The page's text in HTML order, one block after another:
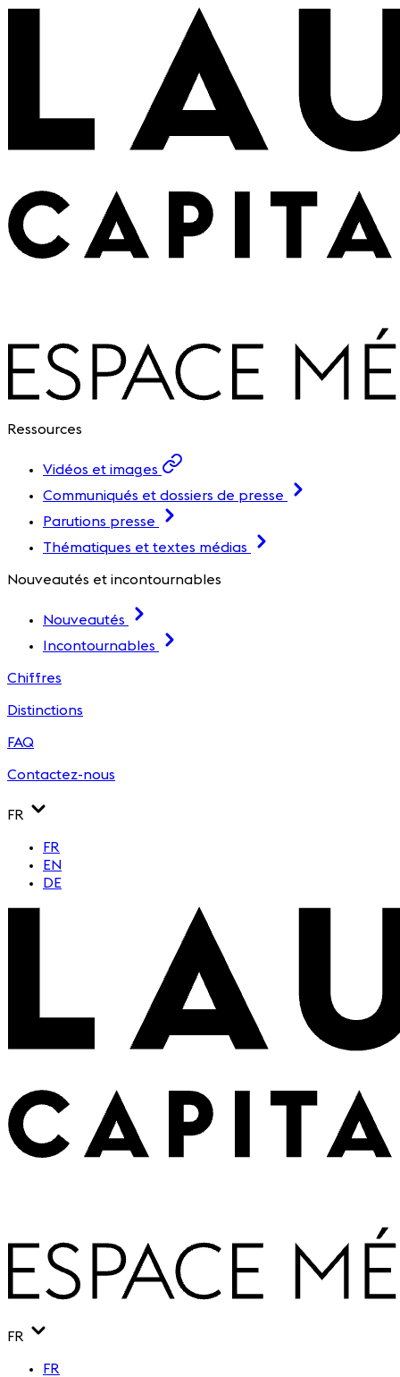
Ressources
Vidéos et images
Communiqués et dossiers de presse
Parutions presse
Thématiques et textes médias
Nouveautés et incontournables
Nouveautés
Incontournables
Chiffres
Distinctions
FAQ
Contactez-nous
FR
FR
EN
DE
FR
FR